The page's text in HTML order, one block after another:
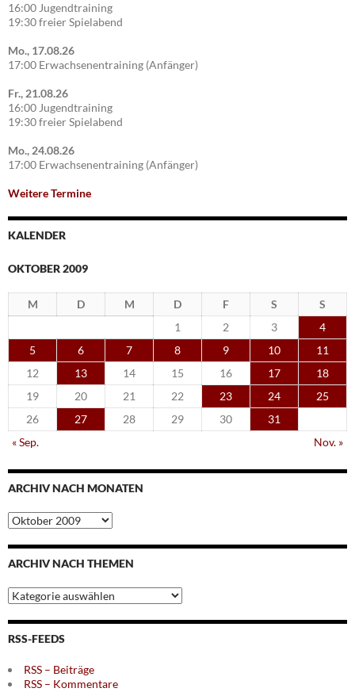
16:00 Jugendtraining
19:30 freier Spielabend
Mo., 17.08.26
17:00 Erwachsenentraining (Anfänger)
Fr., 21.08.26
16:00 Jugendtraining
19:30 freier Spielabend
Mo., 24.08.26
17:00 Erwachsenentraining (Anfänger)
Weitere Termine
KALENDER
OKTOBER 2009
M D M D F S
S
1
2 3
4
5
6 7 8 9 10
11
12
13 14 15 16 17
18
19
20 21 22 23 24
25
26
27 28 29 30
31
« Sep.
Nov. »
ARCHIV NACH MONATEN
Archiv
nach
Monaten
ARCHIV NACH THEMEN
Archiv
nach
Themen
RSS-FEEDS
RSS – Beiträge
RSS – Kommentare